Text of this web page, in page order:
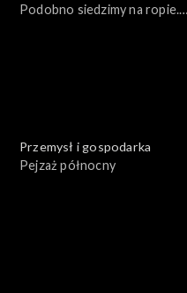
Podobno siedzimy na ropie.
Przemysł i gospodarka
Pejzaż północny